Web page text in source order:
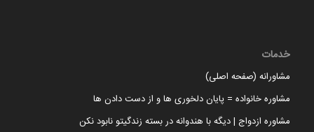
خدمات
مشاورانه (صفحه اصلی)
مشاوره خانواده = پایان دلخوری ها و از دست دادن ها
مشاوره ازدواج | دیگه با هندوانه در بسته زندگیتو نابود نکن